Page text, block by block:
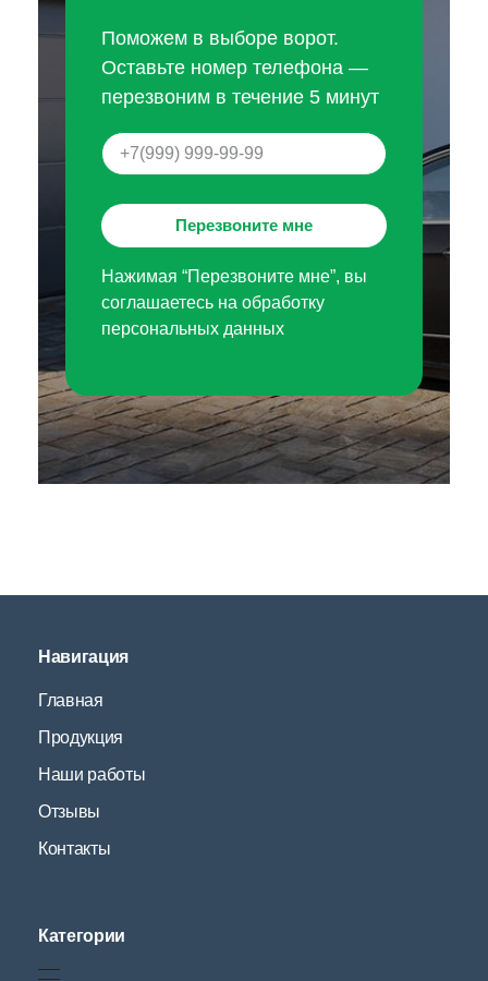
Поможем в выборе ворот.
Оставьте номер телефона —
перезвоним в течение 5 минут
Перезвоните мне
Нажимая “Перезвоните мне”, вы
соглашаетесь на обработку
персональных данных
Навигация
Главная
Продукция
Наши работы
Отзывы
Контакты
Категории